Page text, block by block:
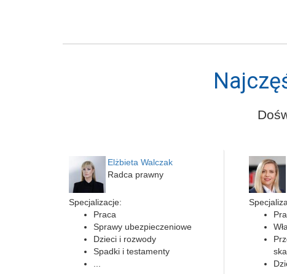
Elżbieta Walczak
Radca prawny
Specjalizacje:
Praca
Sprawy ubezpieczeniowe
Dzieci i rozwody
Spadki i testamenty